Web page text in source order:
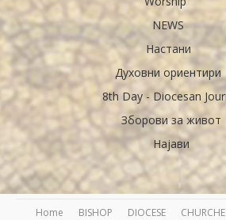
NEWS
Настани
Духовни ориентири
8th Day - Diocesan
Зборови за живот
Најави
Home BISHOP DIOCESE